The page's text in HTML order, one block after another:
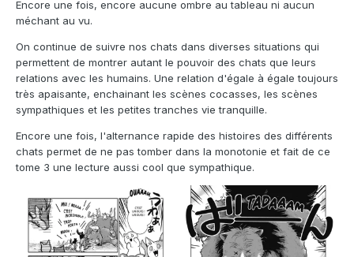
Encore une fois, encore aucune ombre au tableau ni aucun
méchant au vu.
On continue de suivre nos chats dans diverses situations qui
permettent de montrer autant le pouvoir des chats que leurs
relations avec les humains. Une relation d'égale à égale toujours
très apaisante, enchainant les scènes cocasses, les scènes
sympathiques et les petites tranches vie tranquille.
Encore une fois, l'alternance rapide des histoires des différents
chats permet de ne pas tomber dans la monotonie et fait de ce
tome 3 une lecture aussi cool que sympathique.